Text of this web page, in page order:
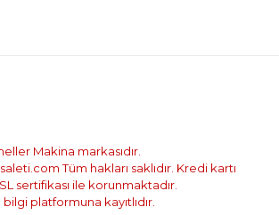
Makina markasıdır.
Tüm hakları saklıdır. Kredi kartı
sertifikası ile korunmaktadır.
platformuna kayıtlıdır.